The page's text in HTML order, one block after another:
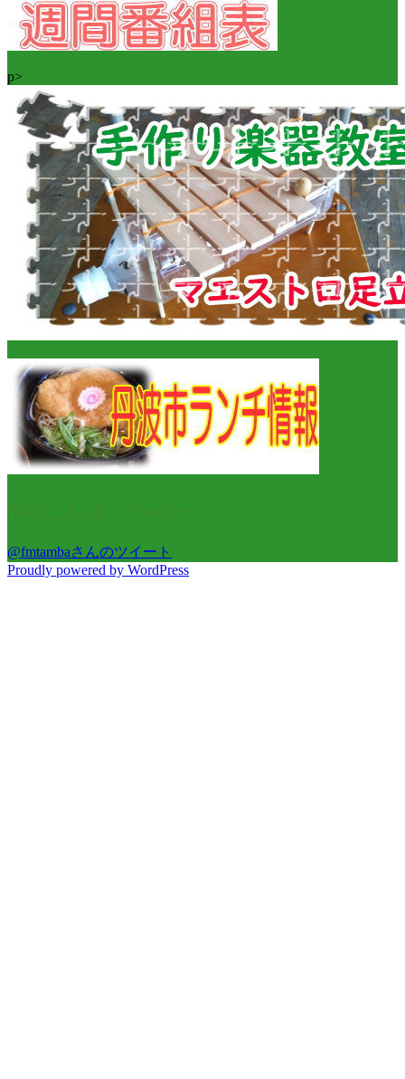
p>
@fmtambaさんのツイート
Proudly powered by WordPress